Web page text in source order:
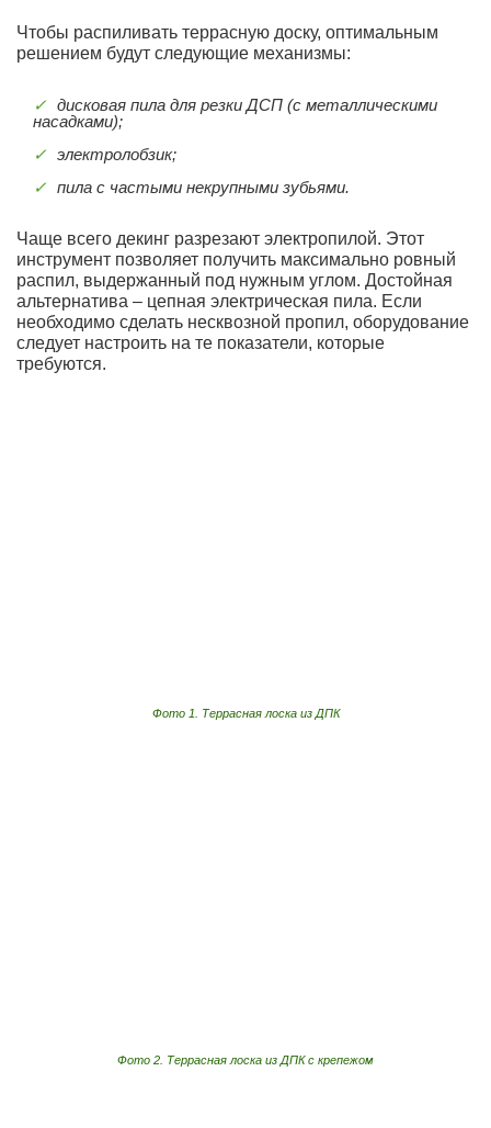
Чтобы распиливать террасную доску, оптимальным
решением будут следующие механизмы:
дисковая пила для резки ДСП (с металлическими
насадками);
электролобзик;
пила с частыми некрупными зубьями.
Чаще всего декинг разрезают электропилой. Этот
инструмент позволяет получить максимально ровный
распил, выдержанный под нужным углом. Достойная
альтернатива – цепная электрическая пила. Если
необходимо сделать несквозной пропил, оборудование
следует настроить на те показатели, которые
требуются.
Фото 1. Террасная лоска из ДПК
Фото 2. Террасная лоска из ДПК с крепежом